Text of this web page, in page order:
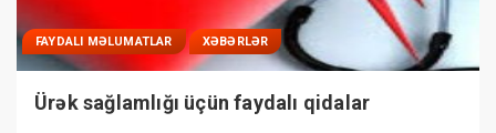
FAYDALI MƏLUMATLAR XƏBƏRLƏR
Ürək sağlamlığı üçün faydalı qidalar